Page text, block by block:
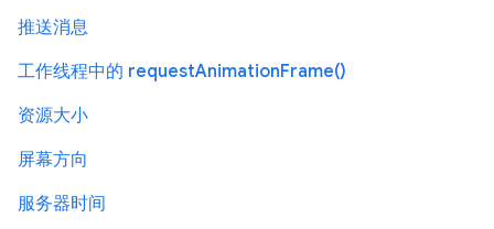
推送消息
工作线程中的 requestAnimationFrame()
资源大小
屏幕方向
服务器时间